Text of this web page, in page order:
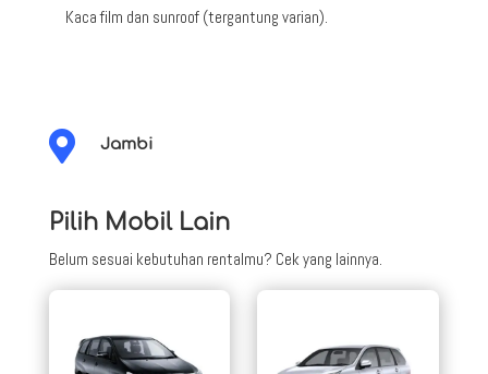
Kaca film dan sunroof (tergantung varian).
 Jambi
Pilih Mobil Lain
Belum sesuai kebutuhan rentalmu? Cek yang lainnya.